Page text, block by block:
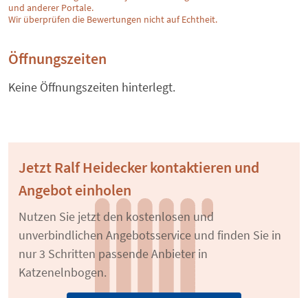
und anderer Portale.
Wir überprüfen die Bewertungen nicht auf Echtheit.
Öffnungszeiten
Keine Öffnungszeiten hinterlegt.
Jetzt Ralf Heidecker kontaktieren und
Angebot einholen
Nutzen Sie jetzt den kostenlosen und
unverbindlichen Angebotsservice und finden Sie in
nur 3 Schritten passende Anbieter in
Katzenelnbogen.